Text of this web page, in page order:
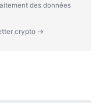
des données
crypto →